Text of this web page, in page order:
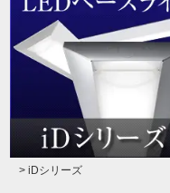
> iDシリーズ